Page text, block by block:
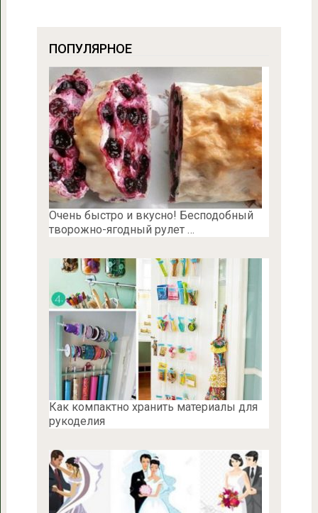
ПОПУЛЯРНОЕ
Очень быстро и вкусно! Бесподобный
творожно-ягодный рулет …
Как компактно хранить материалы для
рукоделия